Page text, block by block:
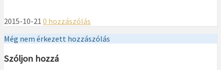
2015-10-21 0 hozzászólás
Még nem érkezett hozzászólás
Szóljon hozzá